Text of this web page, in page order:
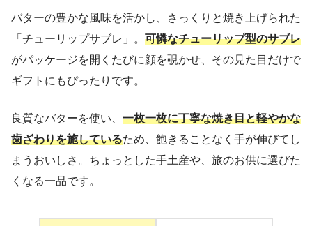
バターの豊かな風味を活かし、さっくりと焼き上げられた
「チューリップサブレ」。 可憐なチューリップ型のサブレ
がパッケージを開くたびに顔を覗かせ、その見た目だけで
ギフトにもぴったりです。
良質なバターを使い、 一枚一枚に丁寧な焼き目と軽やかな
歯ざわりを施しているため、飽きることなく手が伸びてし
まうおいしさ。ちょっとした手土産や、旅のお供に選びた
くなる一品です。